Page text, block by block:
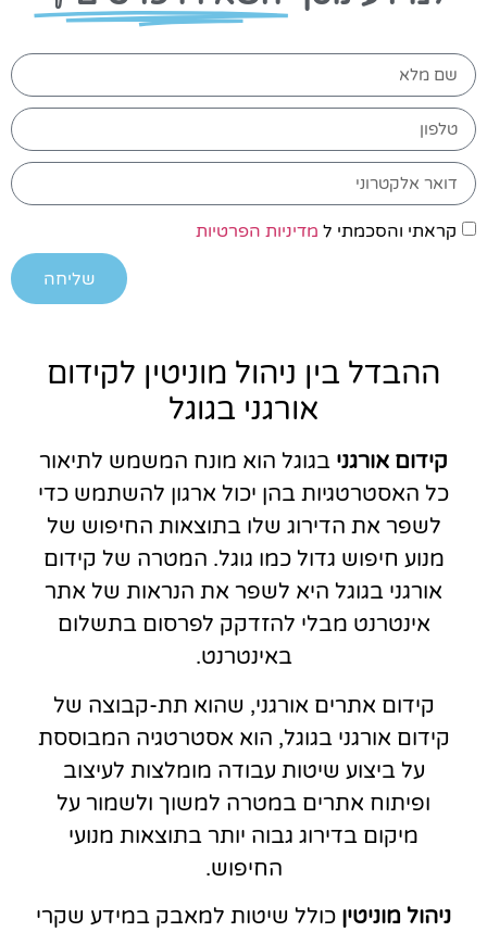
קראתי והסכמתי ל מדיניות הפרטיות
שליחה
ההבדל בין ניהול מוניטין לקידום
אורגני בגוגל
קידום אורגני בגוגל הוא מונח המשמש לתיאור
כל האסטרטגיות בהן יכול ארגון להשתמש כדי
לשפר את הדירוג שלו בתוצאות החיפוש של
מנוע חיפוש גדול כמו גוגל. המטרה של קידום
אורגני בגוגל היא לשפר את הנראות של אתר
אינטרנט מבלי להזדקק לפרסום בתשלום
באינטרנט.
קידום אתרים אורגני, שהוא תת-קבוצה של
קידום אורגני בגוגל, הוא אסטרטגיה המבוססת
על ביצוע שיטות עבודה מומלצות לעיצוב
ופיתוח אתרים במטרה למשוך ולשמור על
מיקום בדירוג גבוה יותר בתוצאות מנועי
החיפוש.
ניהול מוניטין כולל שיטות למאבק במידע שקרי